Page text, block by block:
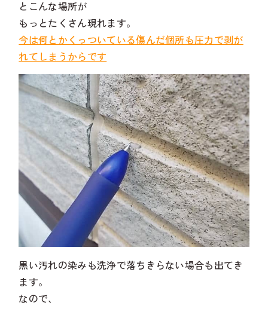
とこんな場所が
もっとたくさん現れます。
今は何とかくっついている傷んだ個所も圧力で剥が
れてしまうからです
黒い汚れの染みも洗浄で落ちきらない場合も出てき
ます。
なので、